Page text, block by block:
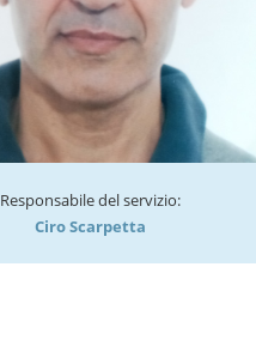
Responsabile del servizio:
Ciro Scarpetta